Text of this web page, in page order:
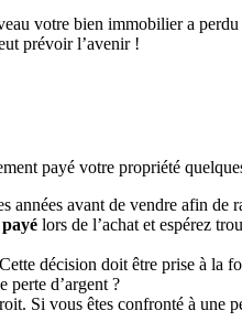
votre bien immobilier a
prévoir l’avenir !
payé votre propriété
années avant de vendre afin de
lors de l’achat et espérez
décision doit être prise à la
perte d’argent ?
Si vous êtes confronté à une